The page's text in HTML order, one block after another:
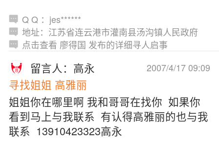
Q Q ：jes******
地址：江苏省连云港市灌南县汤沟镇人民政府
点击查看 廖得国 发布的详细寻人启事
2007/4/17 09:09
留言人：高永
寻找姐姐 高雅丽
姐姐你在哪里啊 我和哥哥在找你 如果你
看到马上与我联系 有认得高雅丽的也与我
联系 13910423323高永